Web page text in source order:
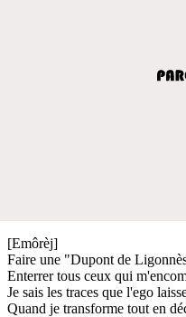
[Emôrèj]
Faire une "Dupont de
Enterrer tous ceux qui
Je sais les traces que l'ego
Quand je transforme tout en